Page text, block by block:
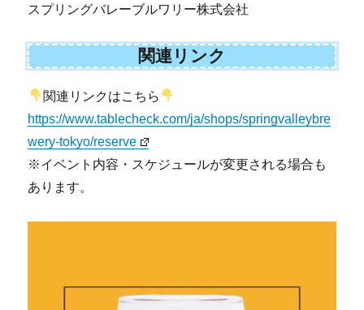
スプリングバレーブルワリー株式会社
関連リンク
関連リンクはこちら
https://www.tablecheck.com/ja/shops/springvalleybre
wery-tokyo/reserve
※イベント内容・スケジュールが変更される場合も
あります。